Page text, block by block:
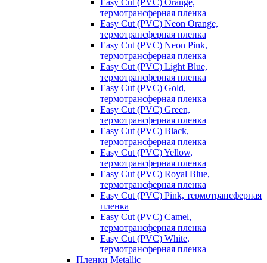
термотрансферная пленка
Easy Cut (PVC) Neon Orange,
термотрансферная пленка
Easy Cut (PVC) Neon Pink,
термотрансферная пленка
Easy Cut (PVC) Light Blue,
термотрансферная пленка
Easy Cut (PVC) Gold,
термотрансферная пленка
Easy Cut (PVC) Green,
термотрансферная пленка
Easy Cut (PVC) Black,
термотрансферная пленка
Easy Cut (PVC) Yellow,
термотрансферная пленка
Easy Cut (PVC) Royal Blue,
термотрансферная пленка
Easy Cut (PVC) Pink, термотрансферная
пленка
Easy Cut (PVC) Camel,
термотрансферная пленка
Easy Cut (PVC) White,
термотрансферная пленка
Пленки Metallic